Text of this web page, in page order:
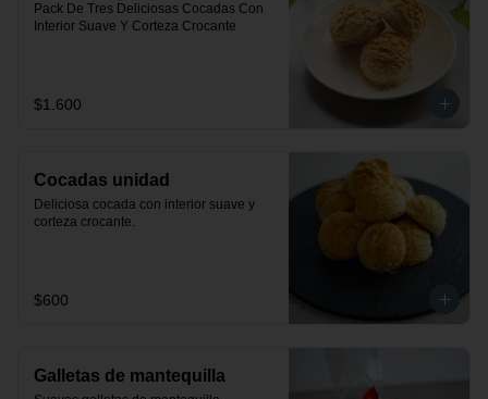
Pack De Tres Deliciosas Cocadas Con
Interior Suave Y Corteza Crocante
$1.600
Cocadas unidad
Deliciosa cocada con interior suave y
corteza crocante.
$600
Galletas de mantequilla